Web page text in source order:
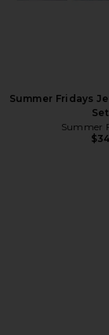
Summer Fridays
Set
Summer
$34